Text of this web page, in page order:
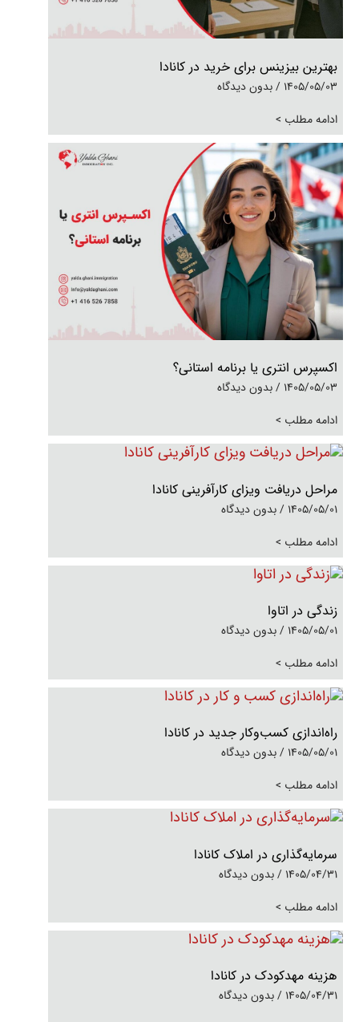
بهترین بیزینس برای خرید در کانادا
1405/05/03
بدون دیدگاه
ادامه مطلب >
اکسپرس انتری یا برنامه استانی؟
1405/05/03
بدون دیدگاه
ادامه مطلب >
مراحل دریافت ویزای کارآفرینی کانادا
1405/05/01
بدون دیدگاه
ادامه مطلب >
زندگی در اتاوا
1405/05/01
بدون دیدگاه
ادامه مطلب >
راه‌اندازی کسب‌وکار جدید در کانادا
1405/05/01
بدون دیدگاه
ادامه مطلب >
سرمایه‌گذاری در املاک کانادا
1405/04/31
بدون دیدگاه
ادامه مطلب >
هزینه مهدکودک در کانادا
1405/04/31
بدون دیدگاه